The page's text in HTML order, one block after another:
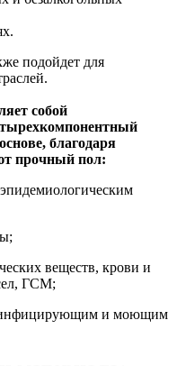
подойдет для
собой
благодаря
прочный пол:
веществ, крови и
ГСМ;
и моющим